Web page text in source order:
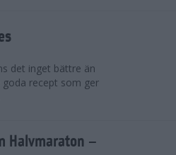
det inget bättre än
recept som ger
Halvmaraton –